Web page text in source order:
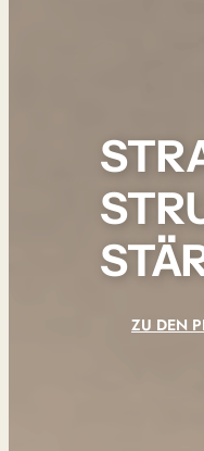
ZU DEN